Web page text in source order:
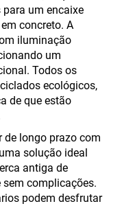
um encaixe
concreto. A
iluminação
um
Todos os
ecológicos,
de que estão
de longo prazo com
solução ideal
antiga de
complicações.
podem desfrutar